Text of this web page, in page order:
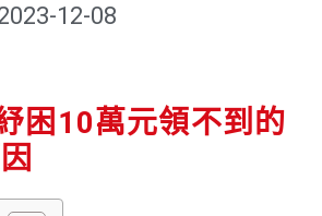
12-08
困10萬元領不到的